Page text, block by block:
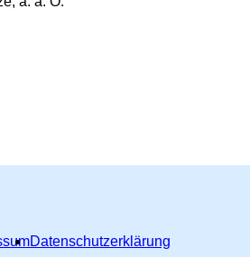
Datenschutzerklärung